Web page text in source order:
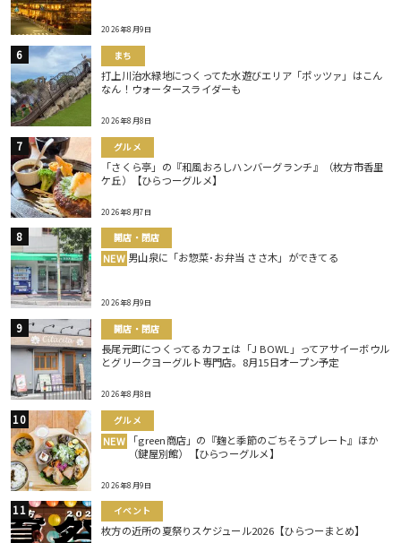
2026年8月9日
まち
打上川治水緑地につくってた水遊びエリア「ポッツァ」はこん
なん！ウォータースライダーも
2026年8月8日
グルメ
「さくら亭」の『和風おろしハンバーグランチ』（枚方市香里
ケ丘）【ひらつーグルメ】
2026年8月7日
開店・閉店
NEW 男山泉に「お惣菜･お弁当 ささ木」ができてる
2026年8月9日
開店・閉店
長尾元町につくってるカフェは「J BOWL」ってアサイーボウル
とグリークヨーグルト専門店。8月15日オープン予定
2026年8月8日
グルメ
NEW
「green商店」の『麹と季節のごちそうプレート』ほか
（鍵屋別館）【ひらつーグルメ】
2026年8月9日
イベント
枚方の近所の夏祭りスケジュール2026【ひらつーまとめ】